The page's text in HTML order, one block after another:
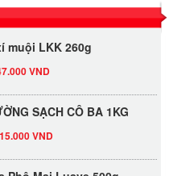
SẠCH CÔ BA 1KG